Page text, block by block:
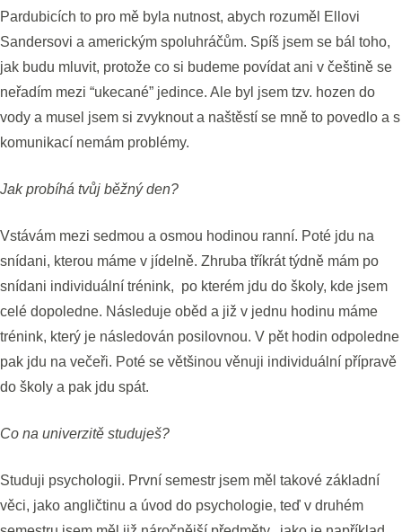
Pardubicích to pro mě byla nutnost, abych rozuměl Ellovi
Sandersovi a americkým spoluhráčům. Spíš jsem se bál toho,
jak budu mluvit, protože co si budeme povídat ani v češtině se
neřadím mezi “ukecané” jedince. Ale byl jsem tzv. hozen do
vody a musel jsem si zvyknout a naštěstí se mně to povedlo a s
komunikací nemám problémy.
Jak probíhá tvůj běžný den?
Vstávám mezi sedmou a osmou hodinou ranní. Poté jdu na
snídani, kterou máme v jídelně. Zhruba tříkrát týdně mám po
snídani individuální trénink, po kterém jdu do školy, kde jsem
celé dopoledne. Následuje oběd a již v jednu hodinu máme
trénink, který je následován posilovnou. V pět hodin odpoledne
pak jdu na večeři. Poté se většinou věnuji individuální přípravě
do školy a pak jdu spát.
Co na univerzitě studuješ?
Studuji psychologii. První semestr jsem měl takové základní
věci, jako angličtinu a úvod do psychologie, teď v druhém